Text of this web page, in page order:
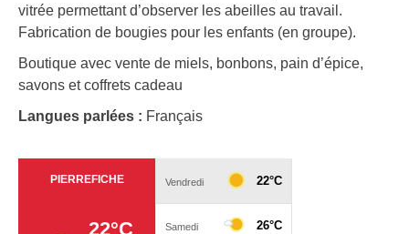
vitrée permettant d’observer les abeilles au travail.
Fabrication de bougies pour les enfants (en groupe).
Boutique avec vente de miels, bonbons, pain d’épice,
savons et coffrets cadeau
Langues parlées : Français